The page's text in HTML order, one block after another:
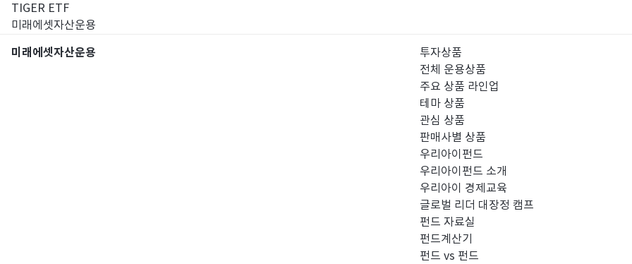
TIGER ETF
미래에셋자산운용
미래에셋자산운용
투자상품
전체 운용상품
주요 상품 라인업
테마 상품
관심 상품
판매사별 상품
우리아이펀드
우리아이펀드 소개
우리아이 경제교육
글로벌 리더 대장정 캠프
펀드 자료실
펀드계산기
펀드 vs 펀드